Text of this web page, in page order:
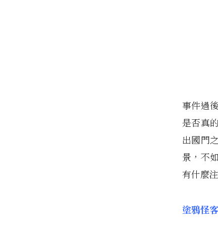
事件過
是否真
出國門
景，不
有什麼
塗鴉怪